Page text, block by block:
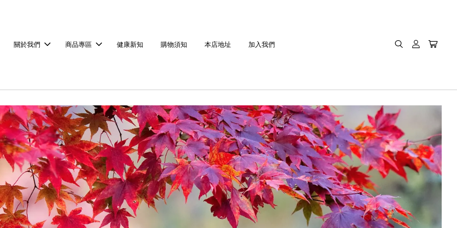
關於我們 商品專區 健康新知 購物須知 本店地址 加入我們